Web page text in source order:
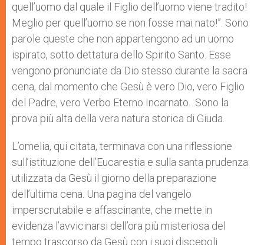
quell’uomo dal quale il Figlio dell’uomo viene tradito!
Meglio per quell’uomo se non fosse mai nato!”. Sono
parole queste che non appartengono ad un uomo
ispirato, sotto dettatura dello Spirito Santo. Esse
vengono pronunciate da Dio stesso durante la sacra
cena, dal momento che Gesù è vero Dio, vero Figlio
del Padre, vero Verbo Eterno Incarnato. Sono la
prova più alta della vera natura storica di Giuda.
L’omelia, qui citata, terminava con una riflessione
sull’istituzione dell’Eucarestia e sulla santa prudenza
utilizzata da Gesù il giorno della preparazione
dell’ultima cena. Una pagina del vangelo
imperscrutabile e affascinante, che mette in
evidenza l’avvicinarsi dell’ora più misteriosa del
tempo trascorso da Gesù con i suoi discepoli.